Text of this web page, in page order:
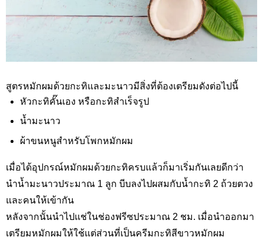
สูตรหมักผมด้วยกะทิและมะนาวมีสิ่งที่ต้องเตรียมดังต่อไปนี้
หัวกะทิคั๊นเอง หรือกะทิสำเร็จรูป
น้ำมะนาว
ผ้าขนหนูสำหรับโพกหมักผม
เมื่อได้อุปกรณ์หมักผมด้วยกะทิครบแล้วก็มาเริ่มกันเลยดีกว่า
นำน้ำมะนาวประมาณ 1 ลูก บีบลงไปผสมกับน้ำกะทิ 2 ถ้วยตวง
และคนให้เข้ากัน
หลังจากนั้นนำไปแช่ในช่องฟรีซประมาณ 2 ชม. เมื่อนำออกมา
เตรียมหมักผมให้ใช้แต่ส่วนที่เป็นครีมกะทิสีขาวหมักผม